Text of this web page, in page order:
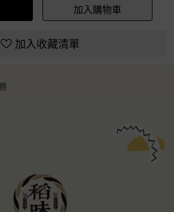
加入購物車
加入收藏清單